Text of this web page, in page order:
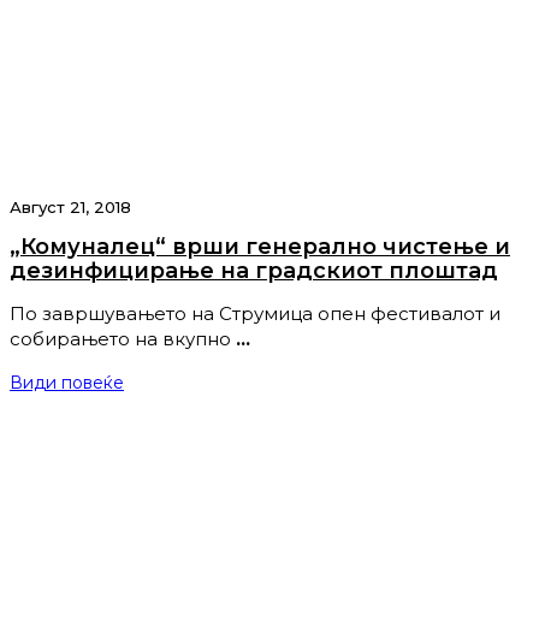
Август 21, 2018
„Комуналец“ врши генерално чистење и
дезинфицирање на градскиот плоштад
По завршувањето на Струмица опен фестивалот и
собирањето на вкупно …
Види повеќе